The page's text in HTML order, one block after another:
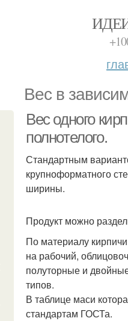
Вес в
Вес одного
полнотелого.
Стандартным
крупноформатного
ширины.
Продукт можно
По материалу
на рабочий,
полуторные и
типов.
В таблице маси
стандартам ГОСТа.